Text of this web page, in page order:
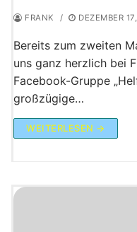
FRANK / DEZEMBER
Bereits zum zweiten
uns ganz herzlich bei
Facebook-Gruppe
großzügige…
WEITERLESEN →